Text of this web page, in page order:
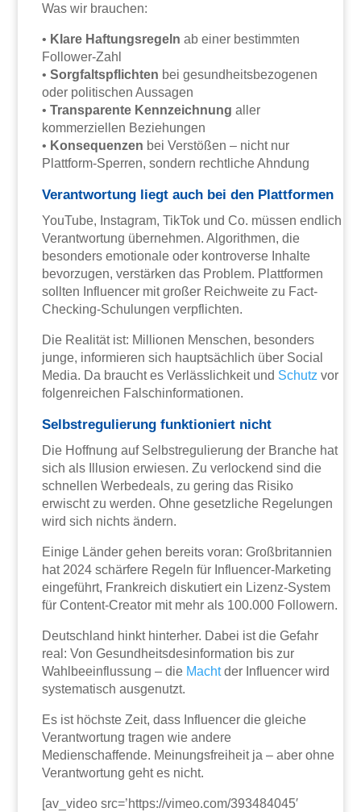
Was wir brauchen:
• Klare Haftungsregeln ab einer bestimmten
Follower-Zahl
•Sorgfaltspflichten bei gesundheitsbezogenen
oder politischen Aussagen
•Transparente Kennzeichnung aller
kommerziellen Beziehungen
• Konsequenzen bei Verstößen – nicht nur
Plattform-Sperren, sondern rechtliche Ahndung
Verantwortung liegt auch bei den Plattformen
YouTube, Instagram, TikTok und Co. müssen endlich
Verantwortung übernehmen. Algorithmen, die
besonders emotionale oder kontroverse Inhalte
bevorzugen, verstärken das Problem. Plattformen
sollten Influencer mit großer Reichweite zu Fact-
Checking-Schulungen verpflichten.
Die Realität ist: Millionen Menschen, besonders
junge, informieren sich hauptsächlich über Social
Media. Da braucht es Verlässlichkeit und Schutz vor
folgenreichen Falschinformationen.
Selbstregulierung funktioniert nicht
Die Hoffnung auf Selbstregulierung der Branche hat
sich als Illusion erwiesen. Zu verlockend sind die
schnellen Werbedeals, zu gering das Risiko
erwischt zu werden. Ohne gesetzliche Regelungen
wird sich nichts ändern.
Einige Länder gehen bereits voran: Großbritannien
hat 2024 schärfere Regeln für Influencer-Marketing
eingeführt, Frankreich diskutiert ein Lizenz-System
für Content-Creator mit mehr als 100.000 Followern.
Deutschland hinkt hinterher. Dabei ist die Gefahr
real: Von Gesundheitsdesinformation bis zur
Wahlbeeinflussung – die Machtder Influencer wird
systematisch ausgenutzt.
Es ist höchste Zeit, dass Influencer die gleiche
Verantwortung tragen wie andere
Medienschaffende. Meinungsfreiheit ja – aber ohne
Verantwortung geht es nicht.
[av_video src=’https://vimeo.com/393484045′